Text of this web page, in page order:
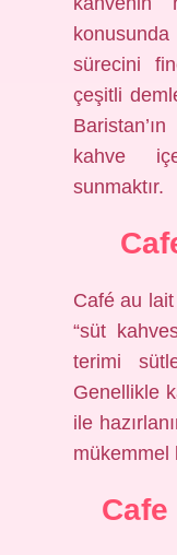
sürecini
çeşitli
kahve
sunmaktır.
Café au
“süt
terimi
Genellikle
ile
mükemmel